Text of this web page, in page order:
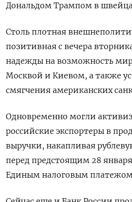
Дональдом Трампом в
Столь плотная
позитивная с вечера
надежды на возможность
Москвой и Киевом, а также
смягчения американских
Одновременно могли
российские экспортеры в
выручки, накапливая
перед предстоящим 28
Единым налоговым